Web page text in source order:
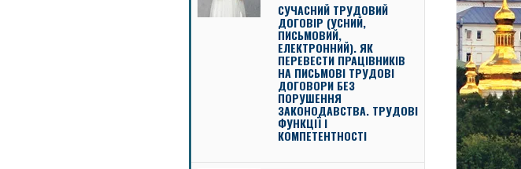
СУЧАСНИЙ ТРУДОВИЙ
ДОГОВІР (УСНИЙ,
ПИСЬМОВИЙ,
ЕЛЕКТРОННИЙ). ЯК
ПЕРЕВЕСТИ ПРАЦІВНИКІВ
НА ПИСЬМОВІ ТРУДОВІ
ДОГОВОРИ БЕЗ
ПОРУШЕННЯ
ЗАКОНОДАВСТВА. ТРУДОВІ
ФУНКЦІЇ І
КОМПЕТЕНТНОСТІ